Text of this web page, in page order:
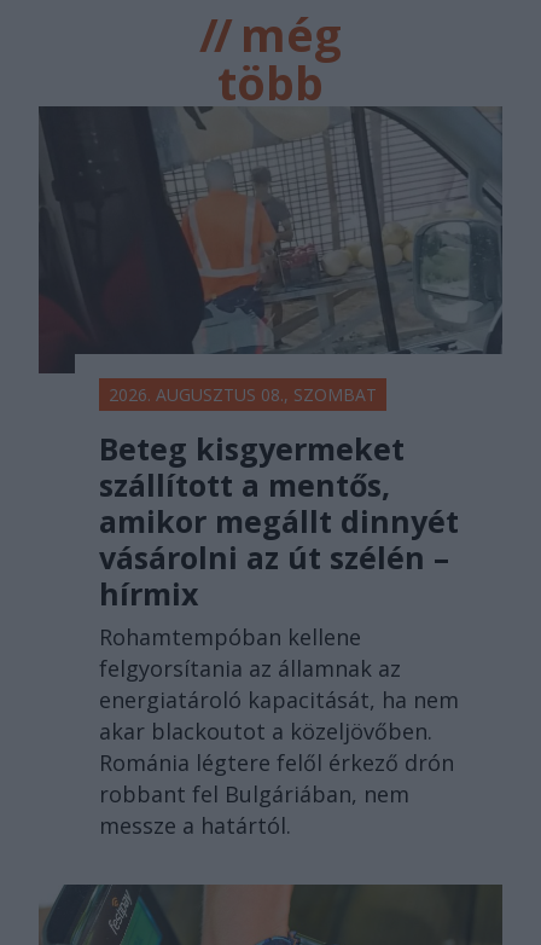
//még
több
főtér.ro
2026. AUGUSZTUS 08., SZOMBAT
Beteg kisgyermeket
szállított a mentős,
amikor megállt dinnyét
vásárolni az út szélén –
hírmix
Rohamtempóban kellene
felgyorsítania az államnak az
energiatároló kapacitását, ha nem
akar blackoutot a közeljövőben.
Románia légtere felől érkező drón
robbant fel Bulgáriában, nem
messze a határtól.